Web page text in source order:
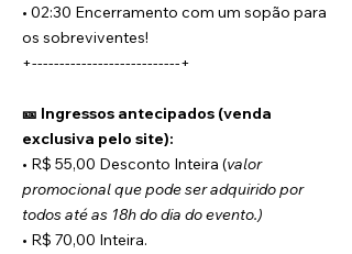
• 02:30 Encerramento com um sopão para
os sobreviventes!
+---------------------------+
🎫 Ingressos antecipados (venda
exclusiva pelo site):
• R$ 55,00 Desconto Inteira (valor
promocional que pode ser adquirido por
todos até as 18h do dia do evento.)
• R$ 70,00 Inteira.